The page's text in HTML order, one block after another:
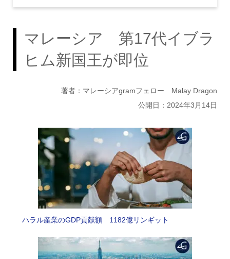
マレーシア 第17代イブラ
ヒム新国王が即位
著者：マレーシアgramフェロー Malay Dragon
公開日：2024年3月14日
ハラル産業のGDP貢献額 1182億リンギット